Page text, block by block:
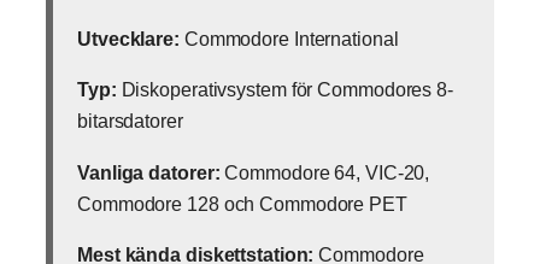
Utvecklare: Commodore International
Typ: Diskoperativsystem för Commodores 8-
bitarsdatorer
Vanliga datorer: Commodore 64, VIC-20,
Commodore 128 och Commodore PET
Mest kända diskettstation: Commodore